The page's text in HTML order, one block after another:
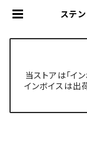
ステ
当ストアは「イ
インボイスは出